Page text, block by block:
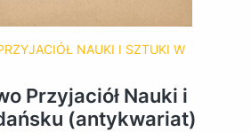
NAUKI I SZTUKI W
Przyjaciół Nauki i
(antykwariat)